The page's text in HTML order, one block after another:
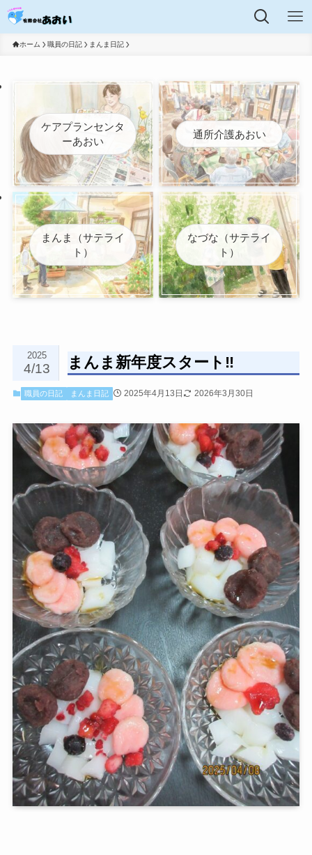
ホーム 職員の日記 まんま日記
ケアプランセンタ
ーあおい
通所介護あおい
まんま（サテライ
ト）
なづな（サテライ
ト）
まんま新年度スタート‼
2025
4/13
職員の日記 まんま日記 2025年4月13日 2026年3月30日